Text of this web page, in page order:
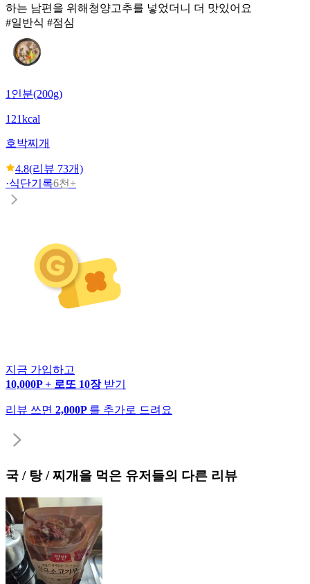
하는 남편을 위해청양고추를 넣었더니 더 맛있어요
#일반식 #점심
1인분(200g)
121kcal
호박찌개
4.8(리뷰 73개)
·식단기록6천+
지금 가입하고
10,000P + 로또 10장 받기
리뷰 쓰면 2,000P 를 추가로 드려요
국 / 탕 / 찌개 을 먹은 유저들의 다른 리뷰